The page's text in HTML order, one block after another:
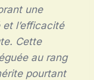
une
l’efficacité
Cette
au rang
pourtant